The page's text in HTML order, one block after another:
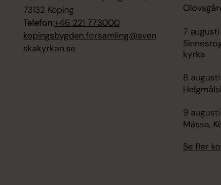
73132 Köping
Telefon:+46 221 773000
kopingsbygden.forsamling@sven
skakyrkan.se
7 augusti
kyrka
8
9 augusti
Mässa,
Se fler